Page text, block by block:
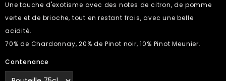
Une touche d'exotisme avec des notes de citron, de pomme
verte et de brioche, tout en restant frais, avec une belle
acidité.
70% de Chardonnay, 20% de Pinot noir, 10% Pinot Meunier.
Contenance